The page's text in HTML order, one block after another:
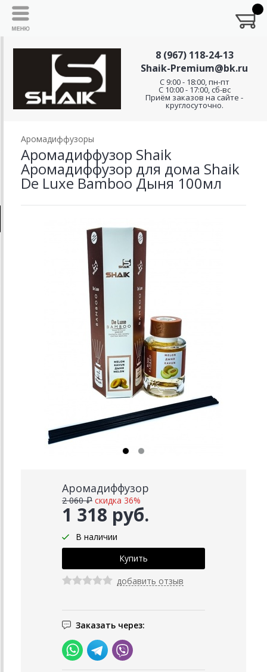
8 (967) 118-24-13
Shaik-Premium@bk.ru
C 9:00 - 18:00, пн-пт
С 10:00 - 17:00, сб-вс
Приём заказов на сайте -
круглосуточно.
Аромадиффузоры
Аромадиффузор Shaik
Аромадиффузор для дома Shaik
De Luxe Bamboo Дыня 100мл
Аромадиффузор
1 318 руб.
2 060 ₽ скидка 36%
В наличии
добавить отзыв
Заказать через: